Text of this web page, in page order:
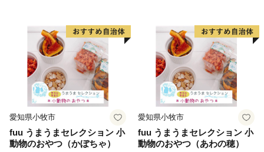
ていただきます。
・寄附の年度内の回数制限はございません。
・返礼品の送付は、1～2ヶ月程度かかることがありま
す。
・返礼品の選択は、10品までとさせていただきます。
・返礼品の写真はイメージです。
愛知県小牧市
fuu うまうまセレクション 小
動物のおやつ（かぼちゃ）
愛知県小牧市
fuu うまうまセレクション 小
動物のおやつ（あわの穂）